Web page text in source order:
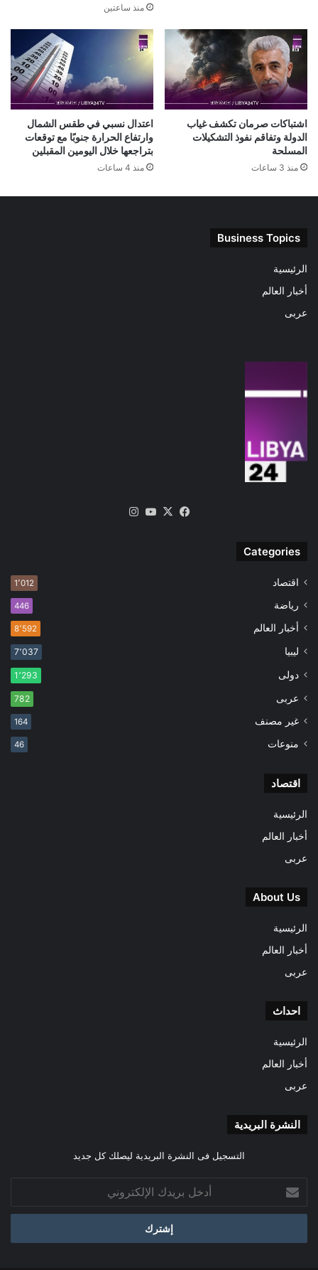
منذ ساعتين
اشتباكات صرمان تكشف غياب
الدولة وتفاقم نفوذ التشكيلات
المسلحة
منذ 3 ساعات
اعتدال نسبي في طقس الشمال
وارتفاع الحرارة جنوبًا مع توقعات
بتراجعها خلال اليومين المقبلين
منذ 4 ساعات
Business Topics
الرئيسية
أخبار العالم
عربى
فيسبوك
‫X
‫YouTube
Categories
اقتصاد 1٬012
رياضة 446
أخبار العالم 8٬592
ليبيا 7٬037
دولى 1٬293
عربى 782
غير مصنف 164
منوعات 46
اقتصاد
الرئيسية
أخبار العالم
عربى
About Us
الرئيسية
أخبار العالم
عربى
احداث
الرئيسية
أخبار العالم
عربى
النشرة البريدية
التسجيل فى النشرة البريدية ليصلك كل جديد
بريدك
الإلكتروني